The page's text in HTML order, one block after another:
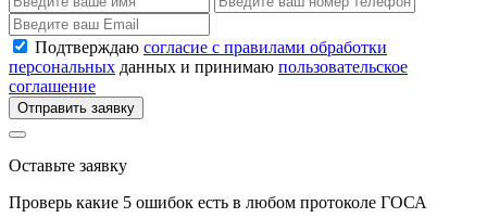
Подтверждаю согласие с правилами обработки
персональных данных и принимаю пользовательское
соглашение
Отправить заявку
Оставьте заявку
Проверь какие 5 ошибок есть в любом протоколе ГОСА